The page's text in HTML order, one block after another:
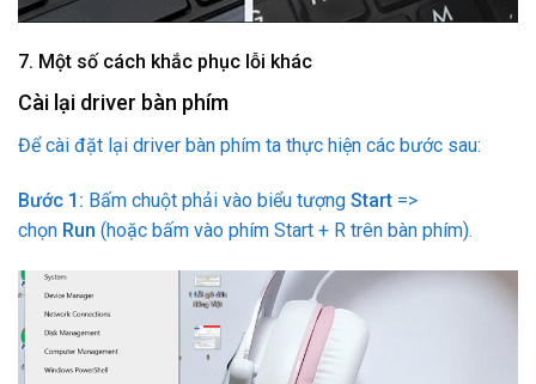
7. Một số cách khắc phục lỗi khác
Cài lại driver bàn phím
Để cài đặt lại driver bàn phím ta thực hiện các bước sau:
Bước 1: Bấm chuột phải vào biểu tượng Start =>
chọn Run (hoặc bấm vào phím Start + R trên bàn phím).